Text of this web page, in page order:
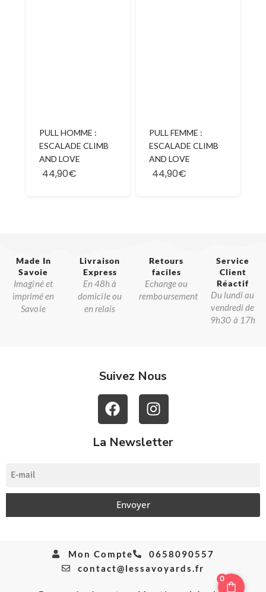
PULL HOMME :
ESCALADE CLIMB
AND LOVE
44,90€
PULL FEMME :
ESCALADE CLIMB
AND LOVE
44,90€
Made In
Savoie​
Imaginé et
imprimé en
Savoie
Livraison
Express
En 48h à
domicile ou
en relais
Retours
faciles
Echange ou
remboursement
Service
Client
Réactif​
Du lundi au
vendredi de
9h30 à 17h
Suivez Nous
La Newsletter
Envoyer
Mon Compte
0658090557
contact@lessavoyards.fr
0